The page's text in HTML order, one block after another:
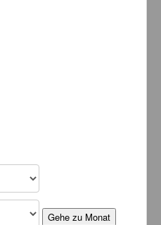
Gehe zu Monat